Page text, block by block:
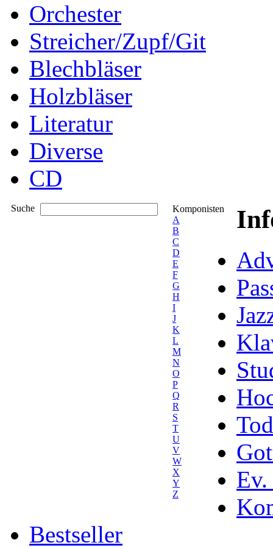
Orchester
Streicher/Zupf/Git
Blechbläser
Holzbläser
Literatur
Diverse
CD
Suche
Komponisten
A
B
C
D
E
F
G
H
I
J
K
L
M
N
O
P
Q
R
S
T
U
V
W
X
Y
Z
Ev.
Bestseller